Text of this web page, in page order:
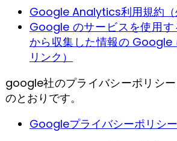
Google Analytics利用規約（
Google のサービスを使用す
から収集した情報の Google
リンク）
google社のプライバシーポリシ
のとおりです。
Googleプライバシーポリシー